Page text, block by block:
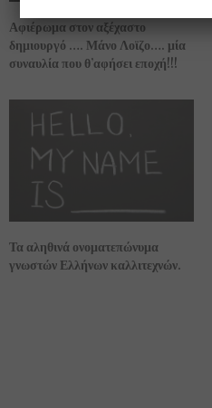
Αφιέρωμα στον αξέχαστο
δημιουργό …. Μάνο Λοϊζο…. μία
συναυλία που θ’αφήσει εποχή!!!
Τα αληθινά ονοματεπώνυμα
γνωστών Ελλήνων καλλιτεχνών.